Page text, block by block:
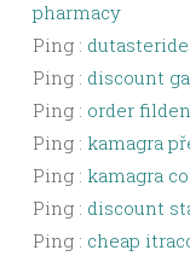
pharmacy
Ping :
Ping : discount
Ping : order
Ping : kamagra
Ping : kamagra
Ping : discount
Ping : cheap